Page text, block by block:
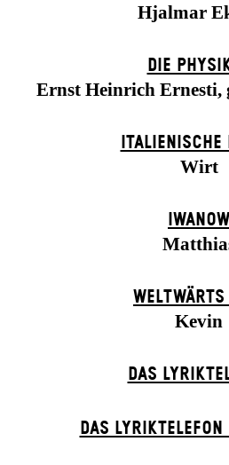
Hjalmar
DIE
Ernst Heinrich Ernesti,
ITALIENISCHE
Wirt
IWANOW
Kevin
DAS
DAS